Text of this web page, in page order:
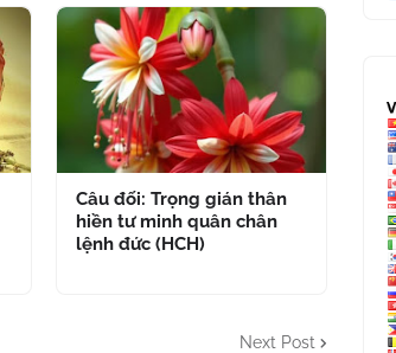
Câu đối: Trọng gián thân
hiền tư minh quân chân
lệnh đức (HCH)
Next Post